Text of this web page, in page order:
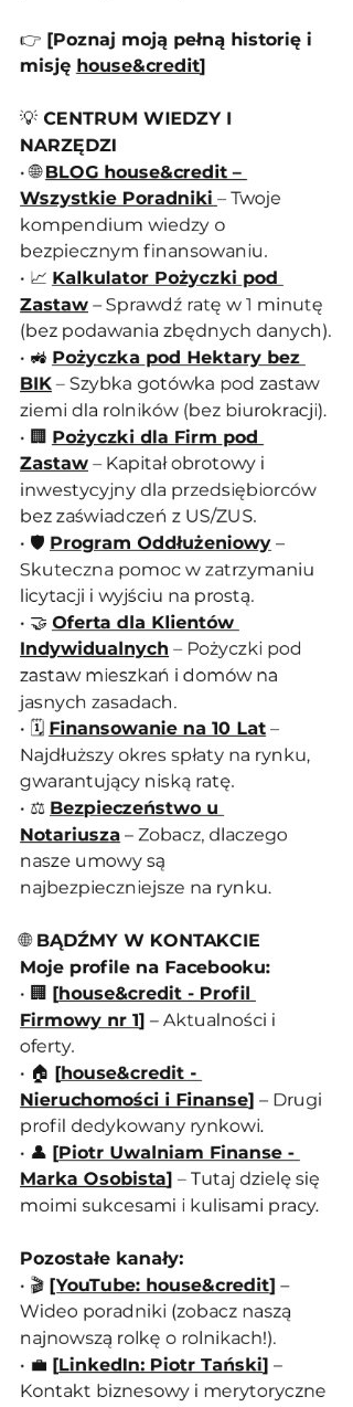
👉 [Poznaj moją pełną historię i
misję house&credit]
💡 CENTRUM WIEDZY I
NARZĘDZI
• 🌐 BLOG house&credit –
Wszystkie Poradniki – Twoje
kompendium wiedzy o
bezpiecznym finansowaniu.
• 📈 Kalkulator Pożyczki pod
Zastaw – Sprawdź ratę w 1 minutę
(bez podawania zbędnych danych).
• 🚜 Pożyczka pod Hektary bez
BIK – Szybka gotówka pod zastaw
ziemi dla rolników (bez biurokracji).
• 🏢 Pożyczki dla Firm pod
Zastaw – Kapitał obrotowy i
inwestycyjny dla przedsiębiorców
bez zaświadczeń z US/ZUS.
• 🛡️ Program Oddłużeniowy –
Skuteczna pomoc w zatrzymaniu
licytacji i wyjściu na prostą.
• 🤝 Oferta dla Klientów
Indywidualnych – Pożyczki pod
zastaw mieszkań i domów na
jasnych zasadach.
• 🗓️ Finansowanie na 10 Lat –
Najdłuższy okres spłaty na rynku,
gwarantujący niską ratę.
• ⚖️ Bezpieczeństwo u
Notariusza – Zobacz, dlaczego
nasze umowy są
najbezpieczniejsze na rynku.
🌐 BĄDŹMY W KONTAKCIE
Moje profile na Facebooku:
• 🏢 [house&credit - Profil
Firmowy nr 1] – Aktualności i
oferty.
• 🏠 [house&credit -
Nieruchomości i Finanse] – Drugi
profil dedykowany rynkowi.
• 👤 [Piotr Uwalniam Finanse -
Marka Osobista] – Tutaj dzielę się
moimi sukcesami i kulisami pracy.
Pozostałe kanały:
• 🎬 [YouTube: house&credit] –
Wideo poradniki (zobacz naszą
najnowszą rolkę o rolnikach!).
• 💼 [LinkedIn: Piotr Tański] –
Kontakt biznesowy i merytoryczne